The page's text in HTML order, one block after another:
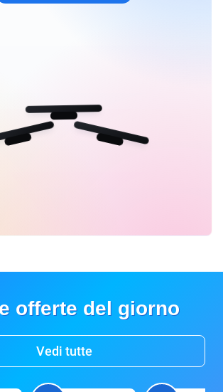
offerte del giorno
Vedi tutte